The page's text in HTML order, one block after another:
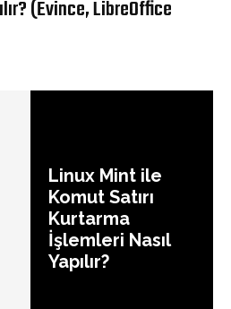
(Evince, LibreOffice
Linux Mint ile
Komut Satırı
Kurtarma
İşlemleri Nasıl
Yapılır?